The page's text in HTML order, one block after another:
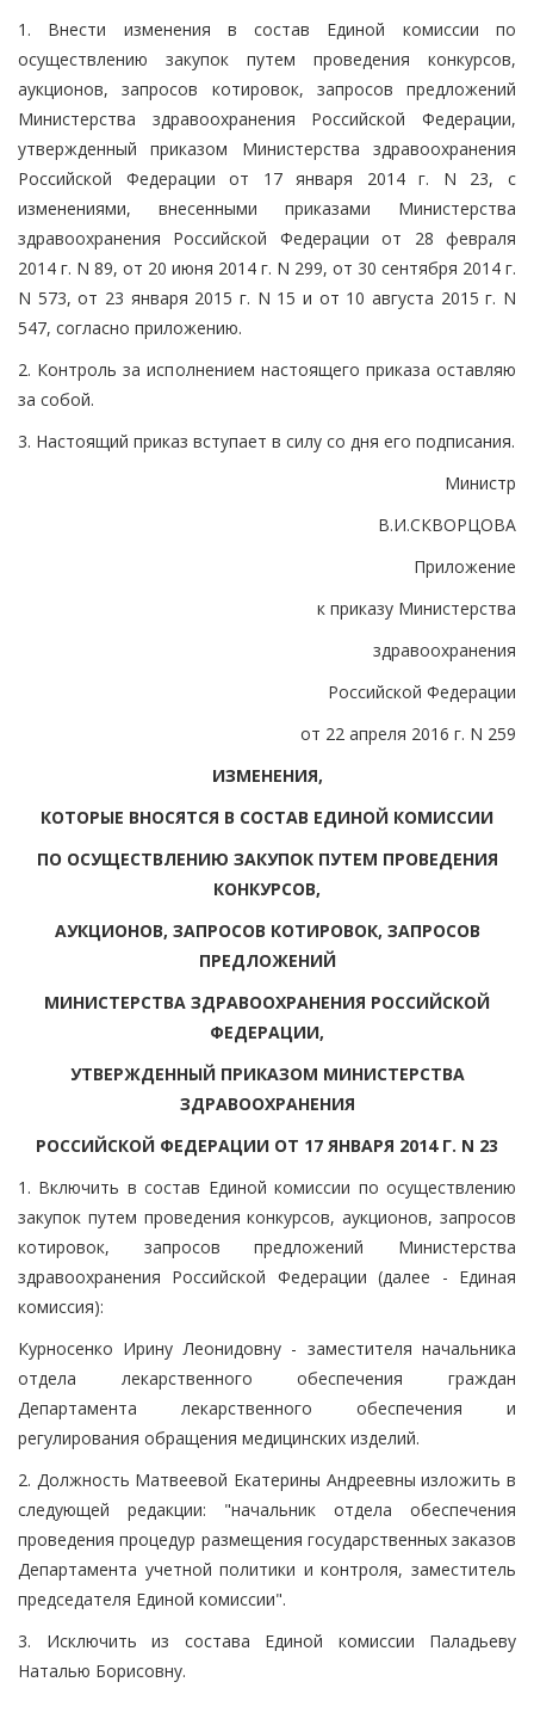
1. Внести изменения в состав Единой комиссии по
осуществлению закупок путем проведения конкурсов,
аукционов, запросов котировок, запросов предложений
Министерства здравоохранения Российской Федерации,
утвержденный приказом Министерства здравоохранения
Российской Федерации от 17 января 2014 г. N 23, с
изменениями, внесенными приказами Министерства
здравоохранения Российской Федерации от 28 февраля
2014 г. N 89, от 20 июня 2014 г. N 299, от 30 сентября 2014 г.
N 573, от 23 января 2015 г. N 15 и от 10 августа 2015 г. N
547, согласно приложению.
2. Контроль за исполнением настоящего приказа оставляю
за собой.
3. Настоящий приказ вступает в силу со дня его подписания.
Министр
В.И.СКВОРЦОВА
Приложение
к приказу Министерства
здравоохранения
Российской Федерации
от 22 апреля 2016 г. N 259
ИЗМЕНЕНИЯ,
КОТОРЫЕ ВНОСЯТСЯ В СОСТАВ ЕДИНОЙ КОМИССИИ
ПО ОСУЩЕСТВЛЕНИЮ ЗАКУПОК ПУТЕМ ПРОВЕДЕНИЯ
КОНКУРСОВ,
АУКЦИОНОВ, ЗАПРОСОВ КОТИРОВОК, ЗАПРОСОВ
ПРЕДЛОЖЕНИЙ
МИНИСТЕРСТВА ЗДРАВООХРАНЕНИЯ РОССИЙСКОЙ
ФЕДЕРАЦИИ,
УТВЕРЖДЕННЫЙ ПРИКАЗОМ МИНИСТЕРСТВА
ЗДРАВООХРАНЕНИЯ
РОССИЙСКОЙ ФЕДЕРАЦИИ ОТ 17 ЯНВАРЯ 2014 Г. N 23
1. Включить в состав Единой комиссии по осуществлению
закупок путем проведения конкурсов, аукционов, запросов
котировок, запросов предложений Министерства
здравоохранения Российской Федерации (далее - Единая
комиссия):
Курносенко Ирину Леонидовну - заместителя начальника
отдела лекарственного обеспечения граждан
Департамента лекарственного обеспечения и
регулирования обращения медицинских изделий.
2. Должность Матвеевой Екатерины Андреевны изложить в
следующей редакции: "начальник отдела обеспечения
проведения процедур размещения государственных заказов
Департамента учетной политики и контроля, заместитель
председателя Единой комиссии".
3. Исключить из состава Единой комиссии Паладьеву
Наталью Борисовну.